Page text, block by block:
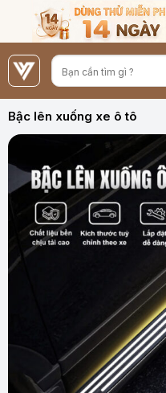
nội
dung
Bậc lên xuống xe ô tô